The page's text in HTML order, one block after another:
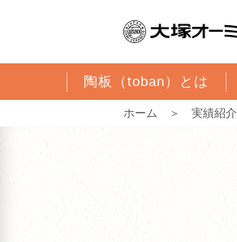
陶板（toban）とは
ホーム ＞ 実績紹介